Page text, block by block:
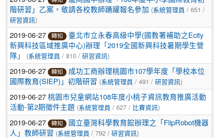
階研習」乙案，敬請各校教師踴躍報名參加 (系統管理員 / 651 /
研習資訊)
2019-06-27 轉知
臺北市立永春高級中學(國教署補助之Ecity
新興科技區域推廣中心)辦理「2019全國新興科技暑期學生營
隊」
(系統管理員 / 810 / 研習資訊)
2019-06-27 轉知
成功工商辦理桃園市107學年度「學校本位
國際教育(SIEP)」初階研習 (系統管理員 / 491 / 研習資訊)
2019-06-27 桃園市兒童網站108年度小桃子資訊教育推廣活動
活動-第2期徵件主題 (系統管理員 / 627 / 比賽資訊)
2019-06-27 轉知
國立臺灣科學教育館辦理之「FlipRobot機器
人」教師研習 (系統管理員 / 792 / 研習資訊)